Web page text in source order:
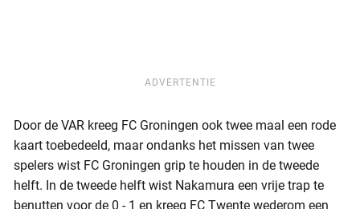
ADVERTENTIE
Door de VAR kreeg FC Groningen ook twee maal een rode
kaart toebedeeld, maar ondanks het missen van twee
spelers wist FC Groningen grip te houden in de tweede
helft. In de tweede helft wist Nakamura een vrije trap te
benutten voor de 0 - 1 en kreeg FC Twente wederom een